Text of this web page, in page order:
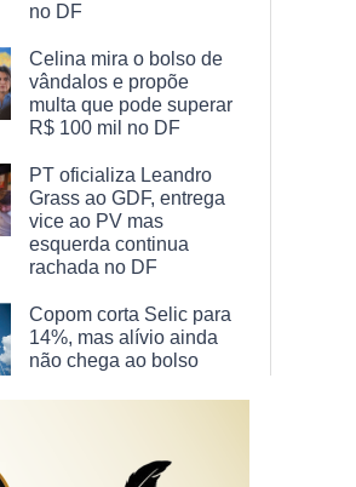
no DF
Celina mira o bolso de
vândalos e propõe
multa que pode superar
R$ 100 mil no DF
PT oficializa Leandro
Grass ao GDF, entrega
vice ao PV mas
esquerda continua
rachada no DF
Copom corta Selic para
14%, mas alívio ainda
não chega ao bolso